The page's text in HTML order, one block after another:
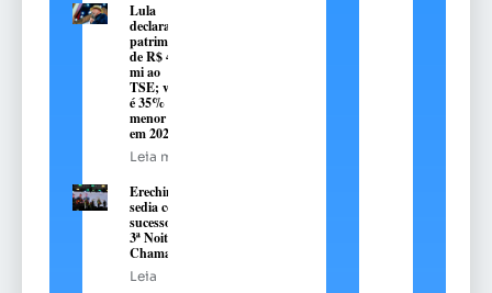
Lula
declara
patrimônio
de R$ 4,7
mi ao
TSE; valor
é 35%
menor que
em 2022
Leia mais
Erechim
sedia com
sucesso a
3ª Noite
Chamamé
Leia